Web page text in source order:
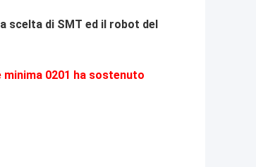
scelta di SMT ed il robot del
0201 ha sostenuto